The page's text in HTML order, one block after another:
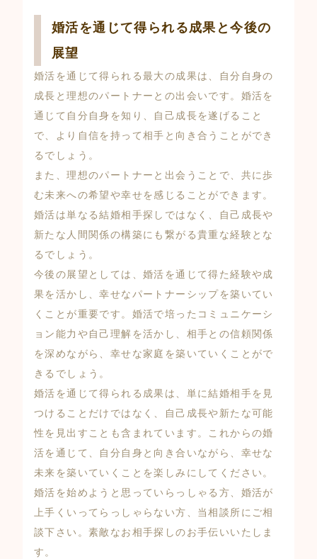
婚活を通じて得られる成果と今後の
展望
婚活を通じて得られる最大の成果は、自分自身の
成長と理想のパートナーとの出会いです。婚活を
通じて自分自身を知り、自己成長を遂げること
で、より自信を持って相手と向き合うことができ
るでしょう。
また、理想のパートナーと出会うことで、共に歩
む未来への希望や幸せを感じることができます。
婚活は単なる結婚相手探しではなく、自己成長や
新たな人間関係の構築にも繋がる貴重な経験とな
るでしょう。
今後の展望としては、婚活を通じて得た経験や成
果を活かし、幸せなパートナーシップを築いてい
くことが重要です。婚活で培ったコミュニケーシ
ョン能力や自己理解を活かし、相手との信頼関係
を深めながら、幸せな家庭を築いていくことがで
きるでしょう。
婚活を通じて得られる成果は、単に結婚相手を見
つけることだけではなく、自己成長や新たな可能
性を見出すことも含まれています。これからの婚
活を通じて、自分自身と向き合いながら、幸せな
未来を築いていくことを楽しみにしてください。
婚活を始めようと思っていらっしゃる方、婚活が
上手くいってらっしゃらない方、当相談所にご相
談下さい。素敵なお相手探しのお手伝いいたしま
す。